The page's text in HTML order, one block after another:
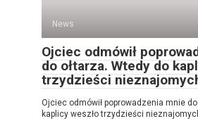
News
Ojciec odmówił
do ołtarza. Wtedy do
trzydzieści
Ojciec odmówił poprowadzenia mnie
kaplicy weszło trzydzieści